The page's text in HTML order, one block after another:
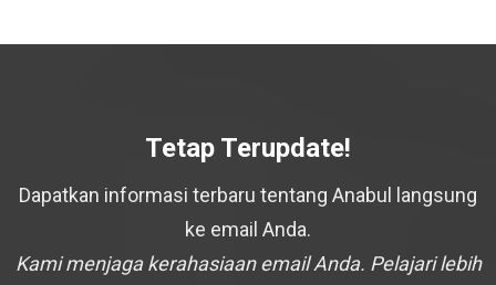
Tetap Terupdate!
Dapatkan informasi terbaru tentang Anabul langsung
ke email Anda.
Kami menjaga kerahasiaan email Anda. Pelajari lebih